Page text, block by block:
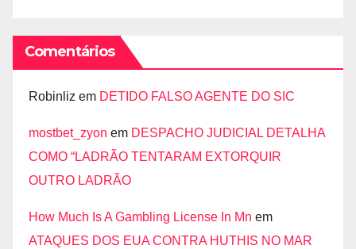
Comentários
Robinliz em DETIDO FALSO AGENTE DO SIC
mostbet_zyon em DESPACHO JUDICIAL DETALHA
COMO “LADRÃO TENTARAM EXTORQUIR
OUTRO LADRÃO
How Much Is A Gambling License In Mn em
ATAQUES DOS EUA CONTRA HUTHIS NO MAR